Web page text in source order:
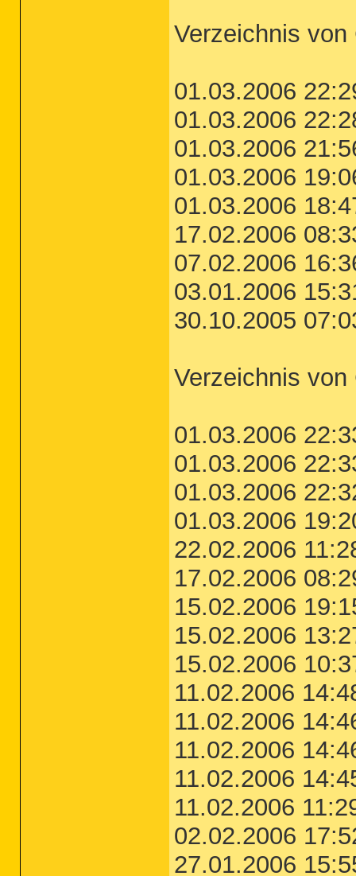
Verzeichnis
01.03.2006
01.03.2006
01.03.2006
01.03.2006
01.03.2006
17.02.2006
07.02.2006
03.01.2006
30.10.2005
Verzeichnis
01.03.2006
01.03.2006
01.03.2006
01.03.2006
22.02.2006
17.02.2006
15.02.2006
15.02.2006
15.02.2006
11.02.2006
11.02.2006
11.02.2006
11.02.2006
11.02.2006
02.02.2006
27.01.2006